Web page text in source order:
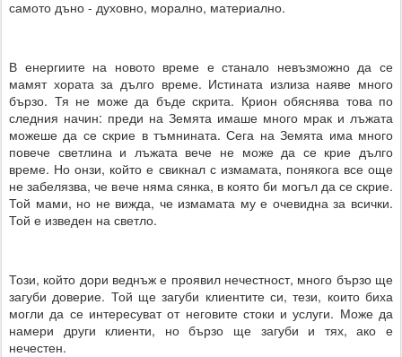
самото дъно - духовно, морално, материално.
В енергиите на новото време е станало невъзможно да се
мамят хората за дълго време. Истината излиза наяве много
бързо. Тя не може да бъде скрита. Крион обяснява това по
следния начин: преди на Земята имаше много мрак и лъжата
можеше да се скрие в тъмнината. Сега на Земята има много
повече светлина и лъжата вече не може да се крие дълго
време. Но онзи, който е свикнал с измамата, понякога все още
не забелязва, че вече няма сянка, в която би могъл да се скрие.
Той мами, но не вижда, че измамата му е очевидна за всички.
Той е изведен на светло.
Този, който дори веднъж е проявил нечестност, много бързо ще
загуби доверие. Той ще загуби клиентите си, тези, които биха
могли да се интересуват от неговите стоки и услуги. Може да
намери други клиенти, но бързо ще загуби и тях, ако е
нечестен.